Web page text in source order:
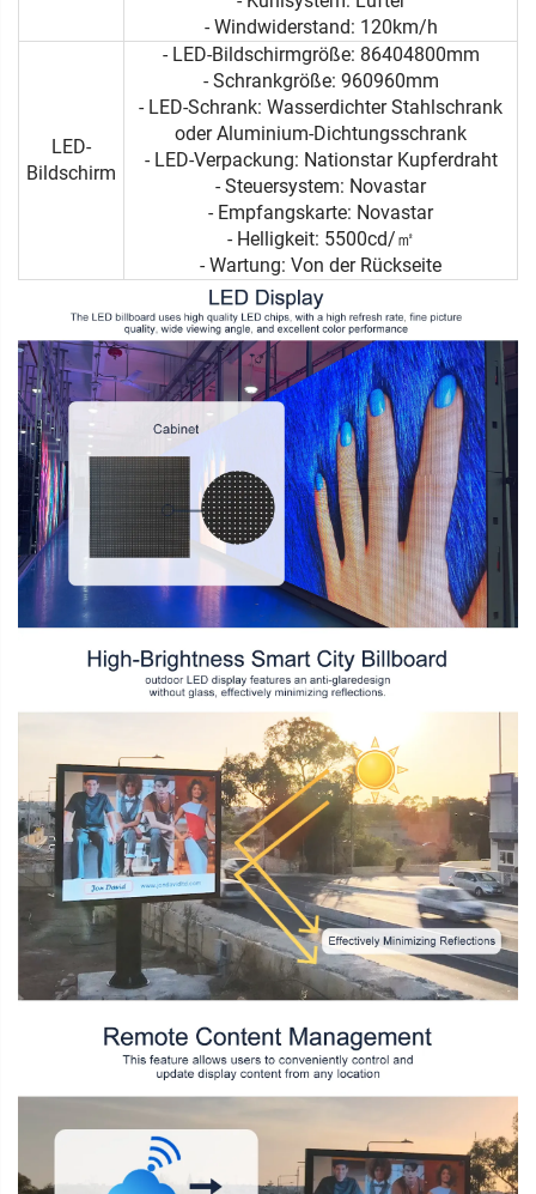
- Windwiderstand: 120km/h
LED-
Bildschirm
- LED-Bildschirmgröße: 86404800mm
- Schrankgröße: 960960mm
- LED-Schrank: Wasserdichter Stahlschrank
oder Aluminium-Dichtungsschrank
- LED-Verpackung: Nationstar Kupferdraht
- Steuersystem: Novastar
- Empfangskarte: Novastar
- Helligkeit: 5500cd/㎡
- Wartung: Von der Rückseite